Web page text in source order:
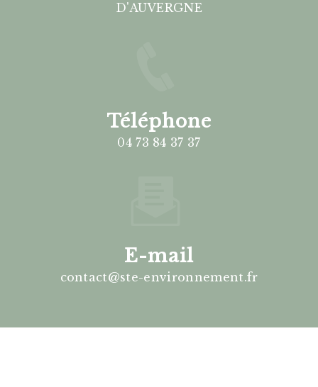
D'AUVERGNE
Téléphone
04 73 84 37 37
E-mail
contact@ste-environnement.fr